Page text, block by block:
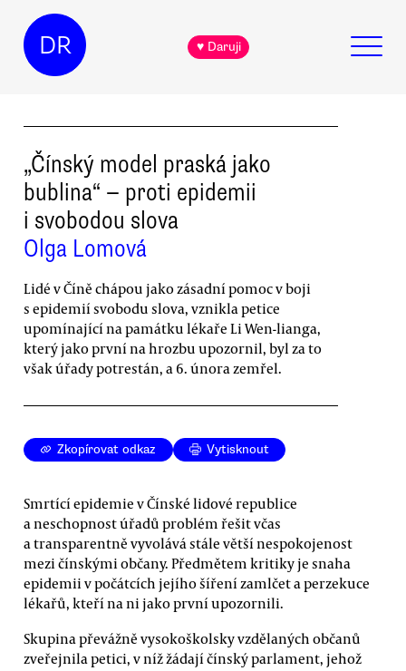
DR ♥ Daruji
„Čínský model praská jako
bublina“ — proti epidemii
i svobodou slova
Olga Lomová
Lidé v Číně chápou jako zásadní pomoc v boji
s epidemií svobodu slova, vznikla petice
upomínající na památku lékaře Li Wen-lianga,
který jako první na hrozbu upozornil, byl za to
však úřady potrestán, a 6. února zemřel.
Zkopírovat odkaz Vytisknout
Smrtící epidemie v Čínské lidové republice
a neschopnost úřadů problém řešit včas
a transparentně vyvolává stále větší nespokojenost
mezi čínskými občany. Předmětem kritiky je snaha
epidemii v počátcích jejího šíření zamlčet a perzekuce
lékařů, kteří na ni jako první upozornili.
Skupina převážně vysokoškolsky vzdělaných občanů
zveřejnila petici, v níž žádají čínský parlament, jehož